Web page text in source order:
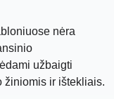
nėra
užbaigti
žiniomis ir ištekliais.